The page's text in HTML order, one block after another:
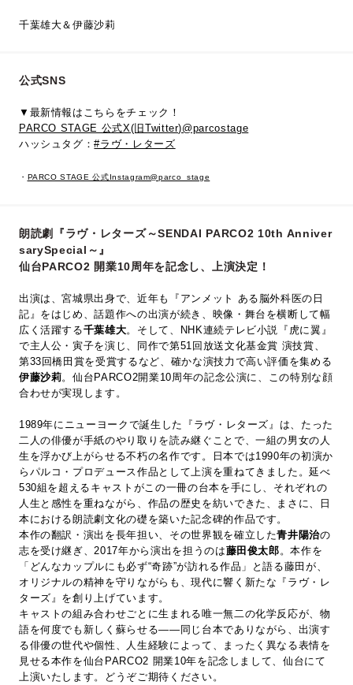
千葉雄大＆伊藤沙莉
公式SNS
▼最新情報はこちらをチェック！
PARCO STAGE 公式X(旧Twitter)@parcostage
ハッシュタグ：#ラヴ・レターズ
・ PARCO STAGE 公式Instagram@parco_stage
朗読劇『ラヴ・レターズ～SENDAI PARCO2 10th Anniver
sarySpecial～』
仙台PARCO2 開業10周年を記念し、上演決定！
出演は、宮城県出身で、近年も『アンメット ある脳外科医の日
記』をはじめ、話題作への出演が続き、映像・舞台を横断して幅
広く活躍する千葉雄大。そして、NHK連続テレビ小説『虎に翼』
で主人公・寅子を演じ、同作で第51回放送文化基金賞 演技賞、
第33回橋田賞を受賞するなど、確かな演技力で高い評価を集める
伊藤沙莉。仙台PARCO2開業10周年の記念公演に、この特別な顔
合わせが実現します。
1989年にニューヨークで誕生した『ラヴ・レターズ』は、たった
二人の俳優が手紙のやり取りを読み継ぐことで、一組の男女の人
生を浮かび上がらせる不朽の名作です。日本では1990年の初演か
らパルコ・プロデュース作品として上演を重ねてきました。延べ
530組を超えるキャストがこの一冊の台本を手にし、それぞれの
人生と感性を重ねながら、作品の歴史を紡いできた、まさに、日
本における朗読劇文化の礎を築いた記念碑的作品です。
本作の翻訳・演出を長年担い、その世界観を確立した青井陽治の
志を受け継ぎ、2017年から演出を担うのは藤田俊太郎。本作を
「どんなカップルにも必ず“奇跡”が訪れる作品」と語る藤田が、
オリジナルの精神を守りながらも、現代に響く新たな『ラヴ・レ
ターズ』を創り上げています。
キャストの組み合わせごとに生まれる唯一無二の化学反応が、物
語を何度でも新しく蘇らせる――同じ台本でありながら、出演す
る俳優の世代や個性、人生経験によって、まったく異なる表情を
見せる本作を仙台PARCO2 開業10年を記念しまして、仙台にて
上演いたします。どうぞご期待ください。